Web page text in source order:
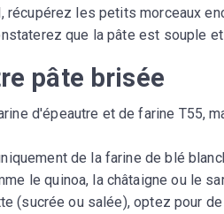
récupérez les petits morceaux
que la pâte est souple
pâte brisée
d'épeautre et de farine T55,
de la farine de blé
le quinoa, la châtaigne ou le
(sucrée ou salée), optez pour de
voir
Je
personnalisées.